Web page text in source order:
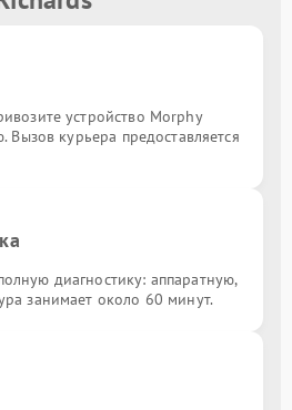
устройство Morphy
Вызов курьера предоставляется
диагностику: аппаратную,
занимает около 60 минут.